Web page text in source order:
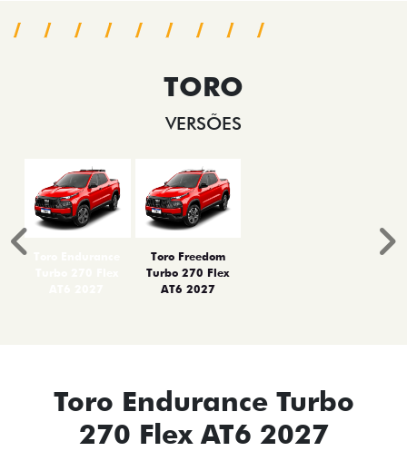
TORO
VERSÕES
Toro Freedom
Turbo 270 Flex
AT6 2027
Anterior
Toro Endurance Turbo
270 Flex AT6 2027